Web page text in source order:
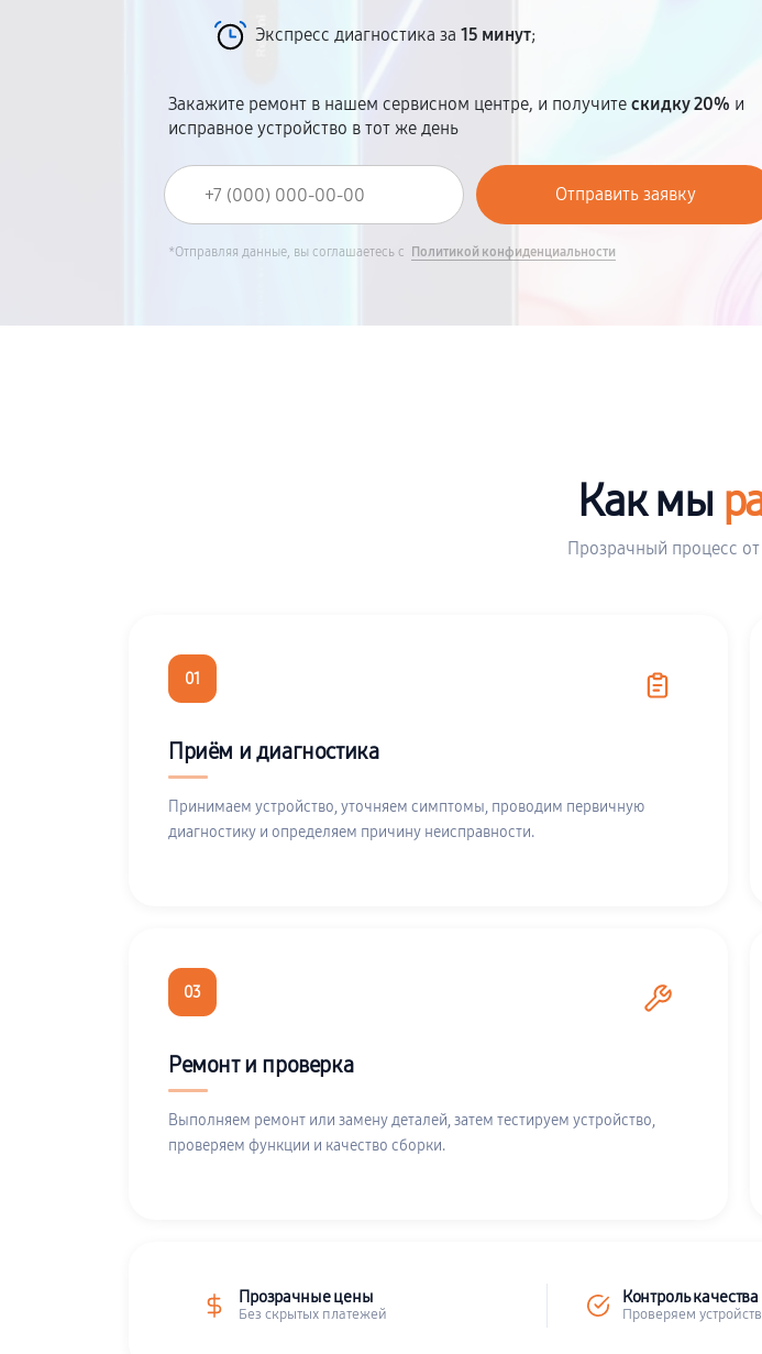
Экспресс диагностика за15 минут;
Закажите ремонт в нашем сервисном центре, и получитескидку 20% и
исправное устройство в тот же день
*Отправляя данные, вы соглашаетесь с Политикой конфиденциальности
Как мы
Прозрачный процесс
01
Приём и диагностика
Принимаем устройство, уточняем симптомы, проводим первичную
диагностику и определяем причину неисправности.
03
Ремонт и проверка
Выполняем ремонт или замену деталей, затем тестируем устройство,
проверяем функции и качество сборки.
Прозрачные цены
Без скрытых платежей
Контроль качества
Проверяем